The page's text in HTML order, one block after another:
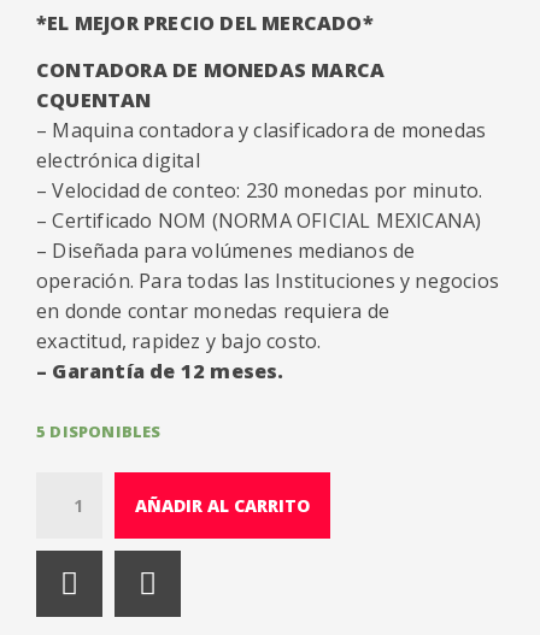
*EL MEJOR PRECIO DEL MERCADO*
CONTADORA DE MONEDAS MARCA
CQUENTAN
– Maquina contadora y clasificadora de monedas
electrónica digital
– Velocidad de conteo: 230 monedas por minuto.
– Certificado NOM (NORMA OFICIAL MEXICANA)
– Diseñada para volúmenes medianos de
operación. Para todas las Instituciones y negocios
en donde contar monedas requiera de
exactitud, rapidez y bajo costo.
– Garantía de 12 meses.
5 DISPONIBLES
a
t
AÑADIR AL CARRITO